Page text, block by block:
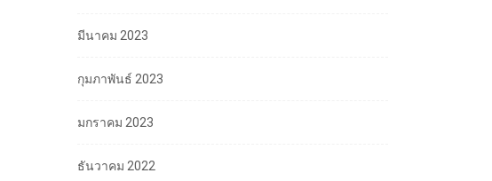
มีนาคม 2023
กุมภาพันธ์ 2023
มกราคม 2023
ธันวาคม 2022